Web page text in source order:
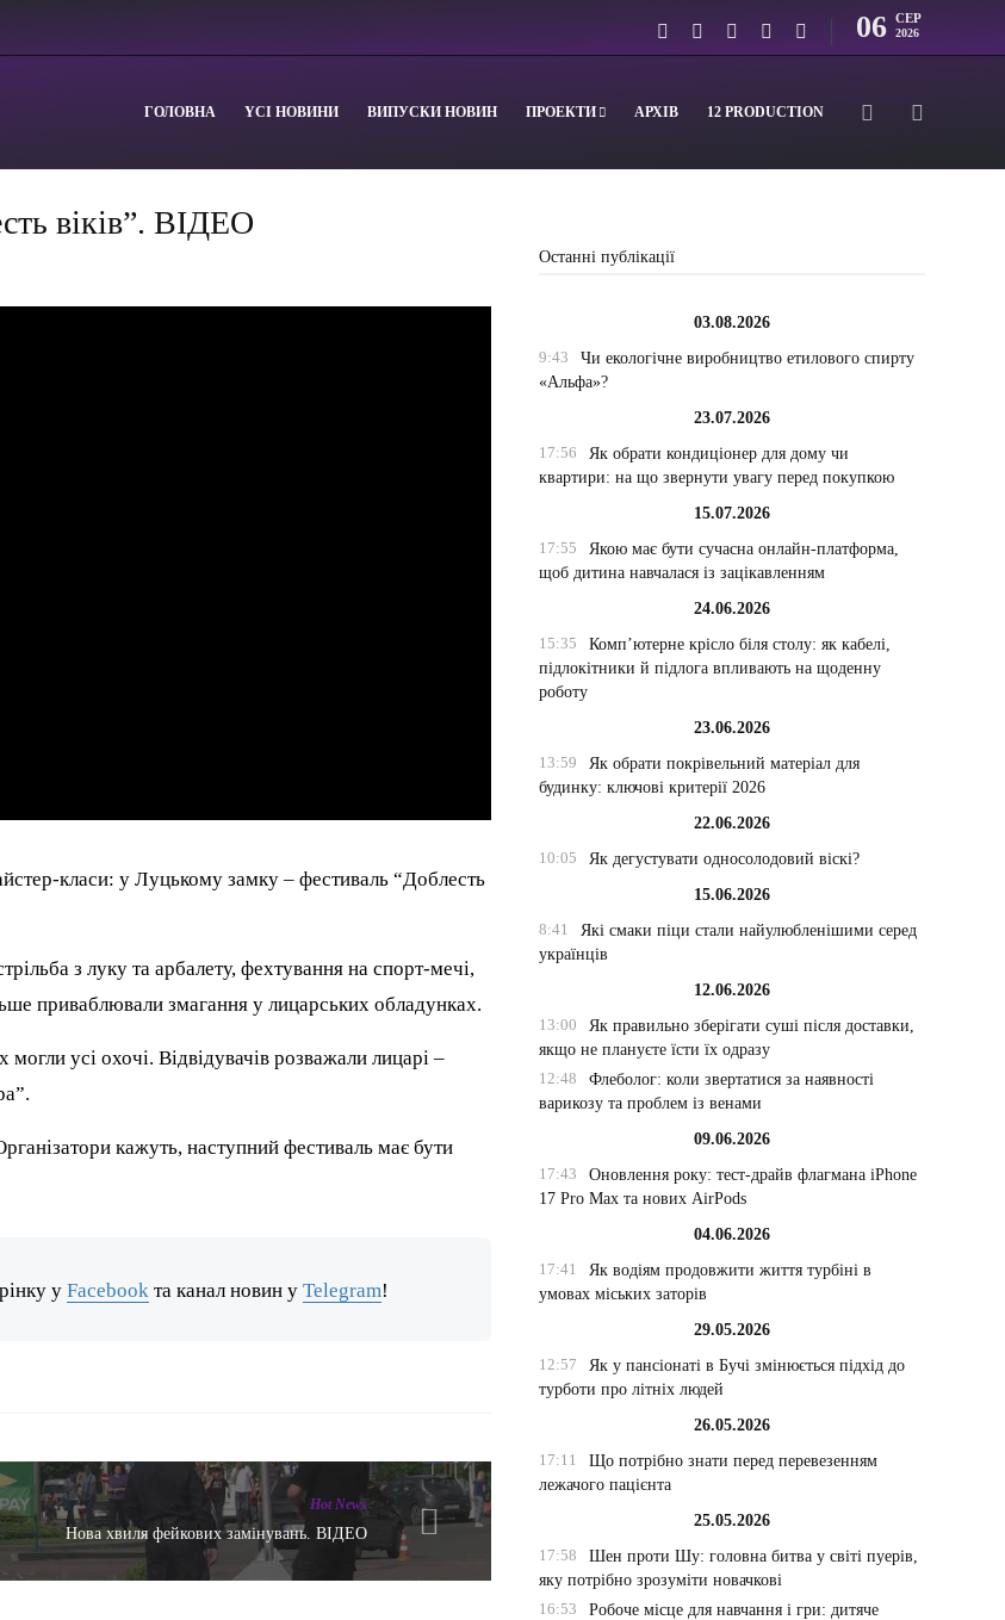
06 СЕР
2026
ГОЛОВНА YСІ НОВИНИ ВИПУСКИ НОВИН ПРОЕКТИ АРХІВ 12 PRODUCTION
віків”. ВІДЕО
класи: у Луцькому замку – фестиваль “Доблесть
з луку та арбалету, фехтування на спорт-мечі,
приваблювали змагання у лицарських обладунках.
усі охочі. Відвідувачів розважали лицарі –
кажуть, наступний фестиваль має бути
уFacebook та канал новин уTelegram!
Hot News
Нова хвиля фейкових замінувань. ВІДЕО
Останні публікації
03.08.2026
9:43
Чи екологічне виробництво етилового спирту
«Альфа»?
23.07.2026
17:56
Як обрати кондиціонер для дому чи
квартири: на що звернути увагу перед покупкою
15.07.2026
17:55
Якою має бути сучасна онлайн-платформа,
щоб дитина навчалася із зацікавленням
24.06.2026
15:35
Комп’ютерне крісло біля столу: як кабелі,
підлокітники й підлога впливають на щоденну
роботу
23.06.2026
13:59
Як обрати покрівельний матеріал для
будинку: ключові критерії 2026
22.06.2026
10:05
Як дегустувати односолодовий віскі?
15.06.2026
8:41
Які смаки піци стали найулюбленішими серед
українців
12.06.2026
13:00
Як правильно зберігати суші після доставки,
якщо не плануєте їсти їх одразу
12:48
Флеболог: коли звертатися за наявності
варикозу та проблем із венами
09.06.2026
17:43
Оновлення року: тест-драйв флагмана iPhone
17 Pro Max та нових AirPods
04.06.2026
17:41
Як водіям продовжити життя турбіні в
умовах міських заторів
29.05.2026
12:57
Як у пансіонаті в Бучі змінюється підхід до
турботи про літніх людей
26.05.2026
17:11
Що потрібно знати перед перевезенням
лежачого пацієнта
25.05.2026
17:58
Шен проти Шу: головна битва у світі пуерів,
яку потрібно зрозуміти новачкові
16:53
Робоче місце для навчання і гри: дитяче